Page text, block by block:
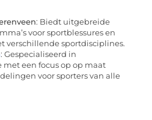
: Biedt uitgebreide
voor sportblessures en
verschillende sportdisciplines.
: Gespecialiseerd in
met een focus op op maat
voor sporters van alle